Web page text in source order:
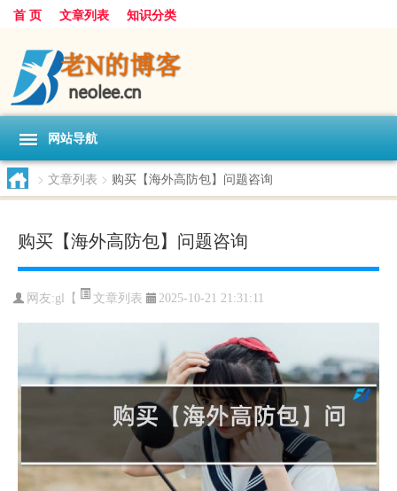
首 页 文章列表 知识分类
网站导航
> 文章列表 > 购买【海外高防包】问题咨询
购买【海外高防包】问题咨询
网友:gl【 文章列表 2025-10-21 21:31:11